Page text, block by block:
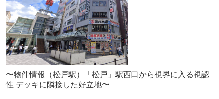
〜物件情報（松戸駅）「松戸」駅西口から視界に入る視認
性 デッキに隣接した好立地〜